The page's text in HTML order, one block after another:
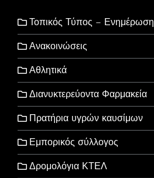
Τοπικός Τύπος – Ενημέρωση
Ανακοινώσεις
Αθλητικά
Διανυκτερεύοντα Φαρμακεία
Πρατήρια υγρών καυσίμων
Εμπορικός σύλλογος
Δρομολόγια ΚΤΕΛ